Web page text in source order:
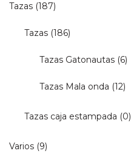
Tazas (187)
Tazas (186)
Tazas Gatonautas (6)
Tazas Mala onda (12)
Tazas caja estampada (0)
Varios (9)